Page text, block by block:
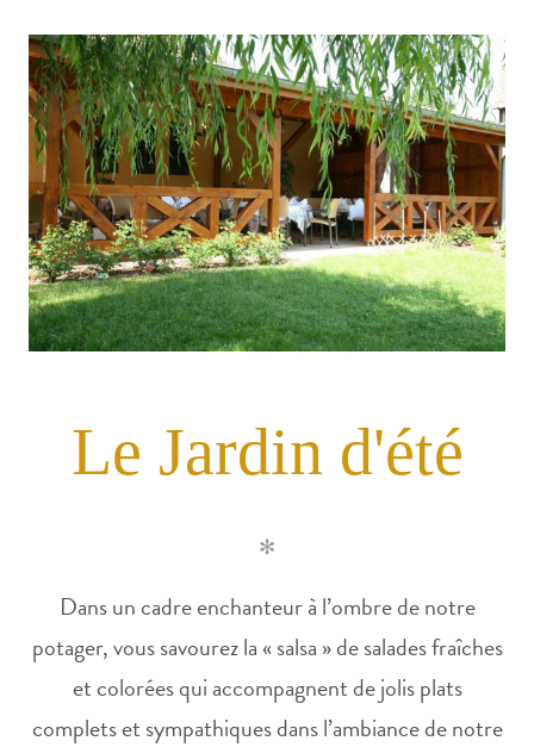
Le Jardin d'été
✻
Dans un cadre enchanteur à l’ombre de notre
potager, vous savourez la « salsa » de salades fraîches
et colorées qui accompagnent de jolis plats
complets et sympathiques dans l’ambiance de notre